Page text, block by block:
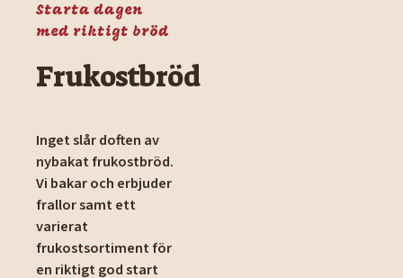
Starta dagen
med riktigt bröd
Frukostbröd
Inget slår doften av
nybakat frukostbröd.
Vi bakar och erbjuder
frallor samt ett
varierat
frukostsortiment för
en riktigt god start